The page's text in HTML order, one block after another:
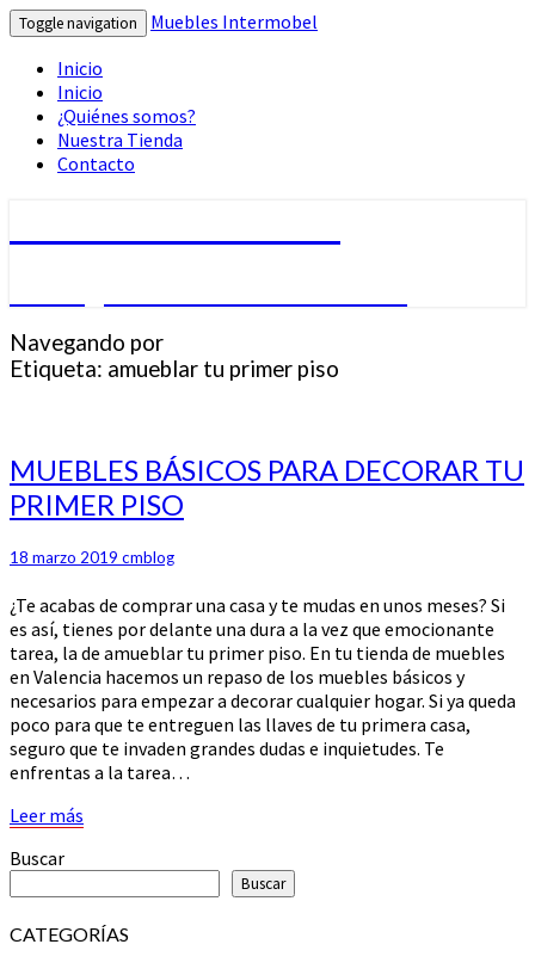
Toggle navigation
Muebles Intermobel
Inicio
Inicio
¿Quiénes somos?
Nuestra Tienda
Contacto
Navegando por
Etiqueta: amueblar tu primer piso
MUEBLES
BÁSICOS
PARA
TU
PISO
MUEBLES BÁSICOS PARA DECORAR TU
PRIMER PISO
18 marzo 2019 cmblog
¿Te acabas de comprar una casa y te mudas en unos meses? Si
es así, tienes por delante una dura a la vez que emocionante
tarea, la de amueblar tu primer piso. En tu tienda de muebles
en Valencia hacemos un repaso de los muebles básicos y
necesarios para empezar a decorar cualquier hogar. Si ya queda
poco para que te entreguen las llaves de tu primera casa,
seguro que te invaden grandes dudas e inquietudes. Te
enfrentas a la tarea…
Leer más
Buscar
Buscar
CATEGORÍAS